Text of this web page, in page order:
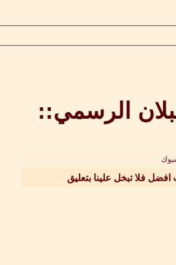
الرسمي::
افضل فلا تبخل علينا بتعليق